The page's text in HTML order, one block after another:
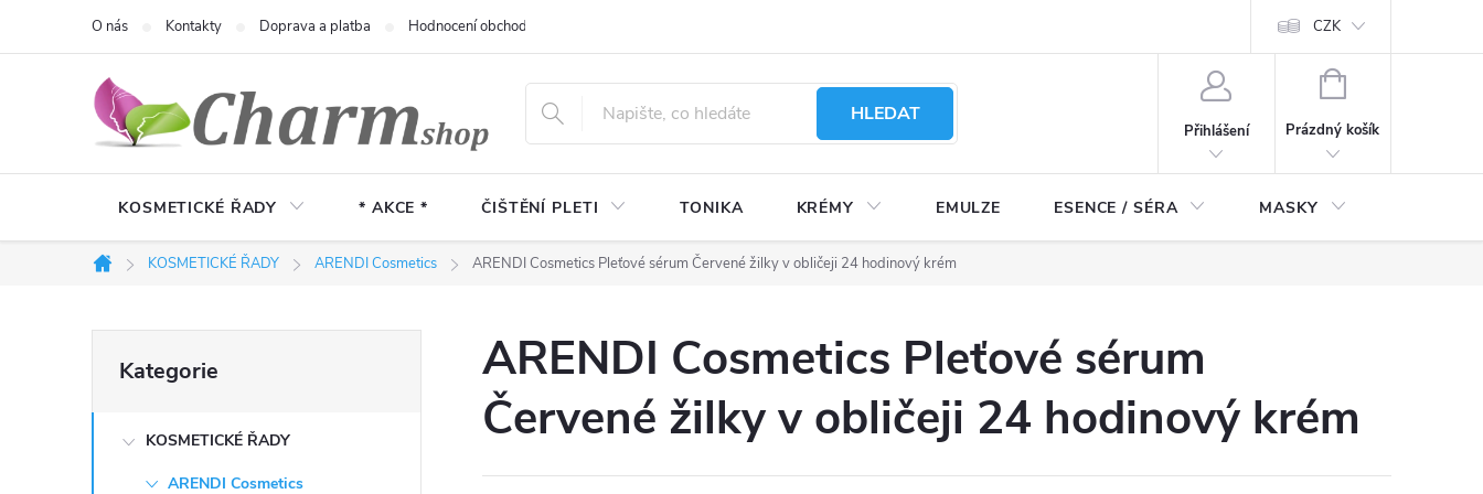
O nás Kontakty Doprava a platba Hodnocení obchodu CZK
HLEDAT
Přihlášení
NÁKUPNÍ
Prázdný košík
KOSMETICKÉ ŘADY * AKCE * ČIŠTĚNÍ PLETI TONIKA KRÉMY EMULZE ESENCE / SÉRA MASKY
Domů
KOSMETICKÉ ŘADY ARENDI Cosmetics ARENDI Cosmetics Pleťové sérum Červené žilky v obličeji 24 hodinový krém
o
kategorie
Kategorie
KOSMETICKÉ ŘADY
ARENDI Cosmetics
ARENDI Cosmetics Pleťové sérum
Červené žilky v obličeji 24 hodinový krém